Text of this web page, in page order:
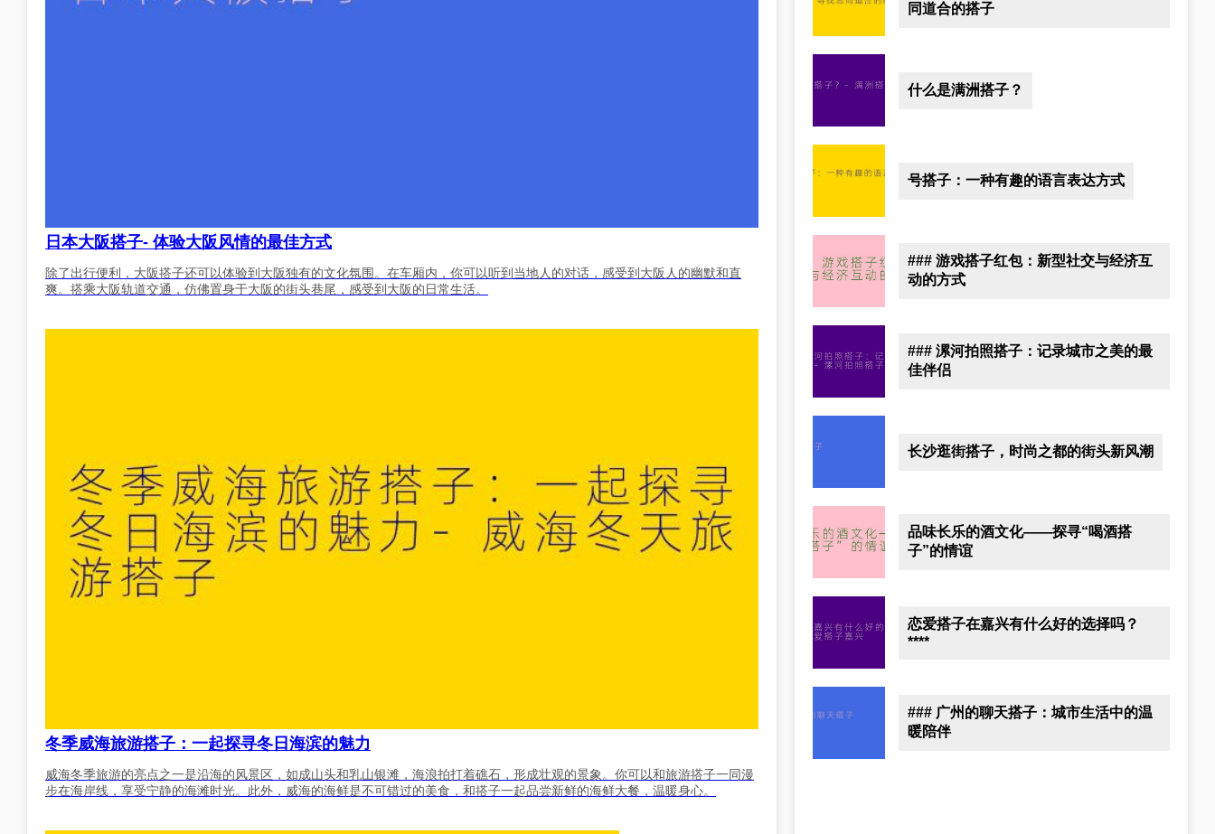
日本大阪搭子- 体验大阪风情的最佳方式
除了出行便利，大阪搭子还可以体验到大阪独有的文化氛围。在车厢内，你可以听到当地人的对话，感受到大阪人的幽默和直
爽。搭乘大阪轨道交通，仿佛置身于大阪的街头巷尾，感受到大阪的日常生活。
冬季威海旅游搭子：一起探寻冬日海滨的魅力
威海冬季旅游的亮点之一是沿海的风景区，如成山头和乳山银滩，海浪拍打着礁石，形成壮观的景象。你可以和旅游搭子一同漫
步在海岸线，享受宁静的海滩时光。此外，威海的海鲜是不可错过的美食，和搭子一起品尝新鲜的海鲜大餐，温暖身心。
同道合的搭子
什么是满洲搭子？
号搭子：一种有趣的语言表达方式
### 游戏搭子红包：新型社交与经济互
动的方式
### 漯河拍照搭子：记录城市之美的最
佳伴侣
长沙逛街搭子，时尚之都的街头新风潮
品味长乐的酒文化——探寻“喝酒搭
子”的情谊
恋爱搭子在嘉兴有什么好的选择吗？
****
### 广州的聊天搭子：城市生活中的温
暖陪伴